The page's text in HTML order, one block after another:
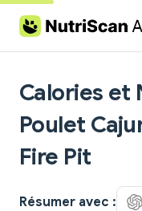
Skip to content
Calories et
Poulet
Fire Pit
Résumer avec :